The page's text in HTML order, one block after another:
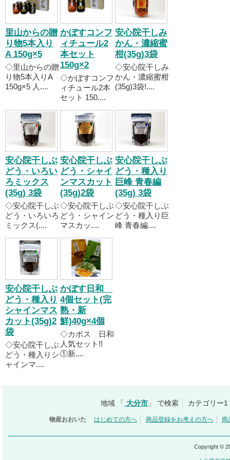
里山からの贈
り物5本入り
A 150g×5
◇里山からの贈
り物5本入りA
150g×5 人....
かぼすコンフ
ィチュール2
本セット
150g×2
◇かぼすコンフ
ィチュール2本
セット 150....
安心院干しみ
かん・濃縮蜜
柑(35g)3袋
◇安心院干しみ
かん・濃縮蜜柑
(35g)3袋!....
安心院干しぶ
どう・いろい
ろミックス
(35g) 3袋
◇安心院干しぶ
どう・いろいろ
ミックス(....
安心院干しぶ
どう・シャイ
ンマスカット
(35g)2袋
◇安心院干しぶ
どう・シャイン
マスカッ....
安心院干しぶ
どう・種入り
巨峰 青春編
(35g) 3袋
◇安心院干しぶ
どう・種入り巨
峰 青春編....
安心院干しぶ
どう・種入り
シャインマス
カット(35g)2
袋
◇安心院干しぶ
どう・種入りシ
ャインマ....
かぼす日和
4個セット(完
熟・新
鮮)40g×4個
◇カボス 日和
人気セット!!
①新....
地域 「 大分市 」 で検索 カテゴリー1
物産おおいた はじめての方へ 商品登録をお考えの方へ 商
Copyright ©